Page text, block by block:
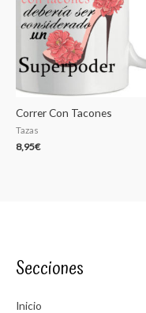
Correr Con Tacones
Tazas
8,95€
Secciones
Inicio